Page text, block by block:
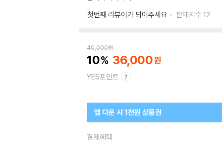
첫번째 리뷰어가 되어주세요
판매지수 12
40,000원
10 36,000
YES포인트
앱 다운 시 1천원 상품권
결제혜택